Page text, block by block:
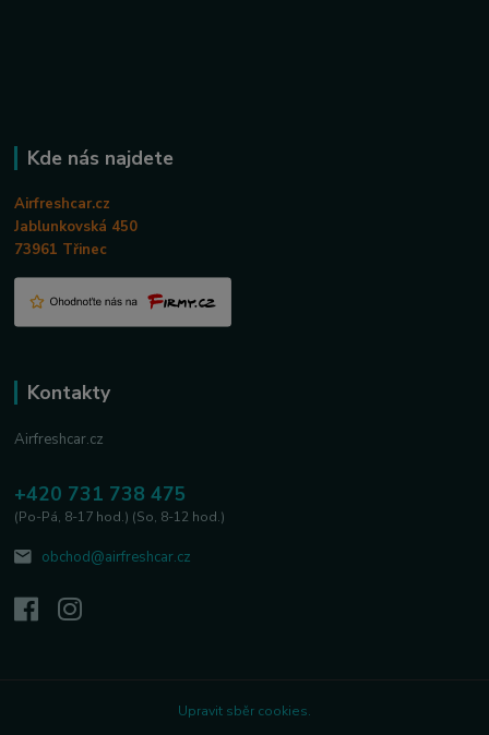
Kde nás najdete
Airfreshcar.cz
Jablunkovská 450
73961 Třinec
Kontakty
Airfreshcar.cz
+420 731 738 475
(Po-Pá, 8-17 hod.) (So, 8-12 hod.)
obchod@airfreshcar.cz
Upravit sběr cookies.